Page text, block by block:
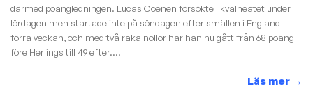
därmed poängledningen. Lucas Coenen försökte i kvalheatet under
lördagen men startade inte på söndagen efter smällen i England
förra veckan, och med två raka nollor har han nu gått från 68 poäng
före Herlings till 49 efter....
Läs mer →